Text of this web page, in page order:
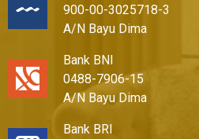
900-00-3025718-3
A/N Bayu Dima
Bank BNI
0488-7906-15
A/N Bayu Dima
Bank BRI